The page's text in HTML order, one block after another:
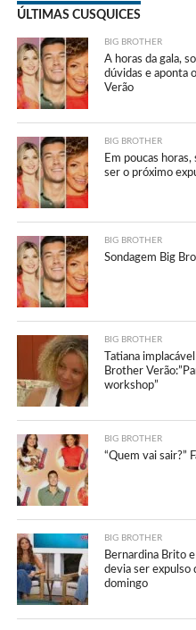
ÚLTIMAS CUSQUICES
BIG BROTHER
A horas da gala,
dúvidas e aponta
Verão
BIG BROTHER
Em poucas
ser o próximo
BIG BROTHER
Sondagem Big
BIG BROTHER
Tatiana
Brother
workshop”
BIG BROTHER
“Quem vai sair?”
BIG BROTHER
Bernardina Brito
devia ser expulso
domingo